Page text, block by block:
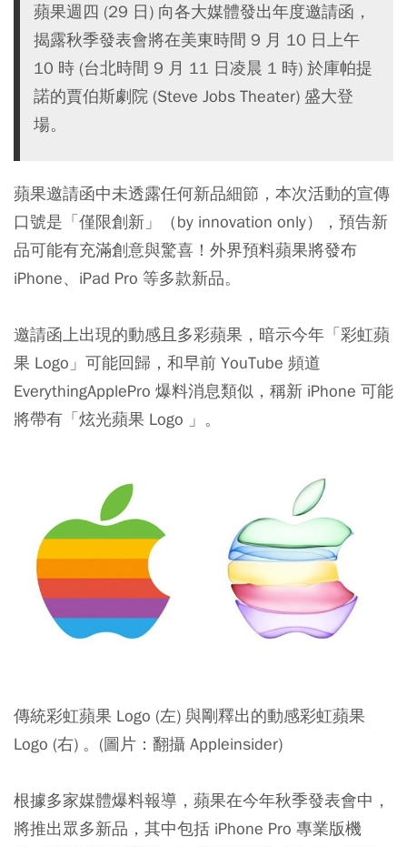
蘋果週四 (29 日) 向各大媒體發出年度邀請函，
揭露秋季發表會將在美東時間 9 月 10 日上午
10 時 (台北時間 9 月 11 日凌晨 1 時) 於庫帕提
諾的賈伯斯劇院 (Steve Jobs Theater) 盛大登
場。
蘋果邀請函中未透露任何新品細節，本次活動的宣傳
口號是「僅限創新」（by innovation only），預告新
品可能有充滿創意與驚喜！外界預料蘋果將發布
iPhone、iPad Pro 等多款新品。
邀請函上出現的動感且多彩蘋果，暗示今年「彩虹蘋
果 Logo」可能回歸，和早前 YouTube 頻道
EverythingApplePro 爆料消息類似，稱新 iPhone 可能
將帶有「炫光蘋果 Logo 」。
傳統彩虹蘋果 Logo (左) 與剛釋出的動感彩虹蘋果
Logo (右) 。(圖片：翻攝 Appleinsider)
根據多家媒體爆料報導，蘋果在今年秋季發表會中，
將推出眾多新品，其中包括 iPhone Pro 專業版機